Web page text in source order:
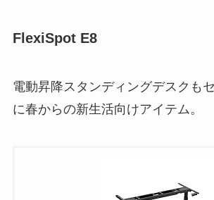
FlexiSpot E8
電動昇降スタンディングデスクも
に春からの新生活向けアイテム。